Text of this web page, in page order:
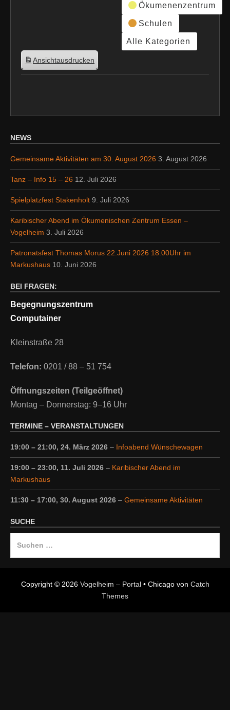
Ökumenenzentrum
Schulen
Alle Kategorien
Ansichtausdrucken
NEWS
Gemeinsame Aktivitäten am 30. August 2026 3. August 2026
Tanz – Info 15 – 26 12. Juli 2026
Spielplatzfest Stakenholt 9. Juli 2026
Karibischer Abend im Ökumenischen Zentrum Essen –
Vogelheim 3. Juli 2026
Patronatsfest Thomas Morus 22.Juni 2026 18:00Uhr im
Markushaus 10. Juni 2026
BEI FRAGEN:
Begegnungszentrum
Computainer
Kleinstraße 28
Telefon: 0201 / 88 – 51 754
Öffnungszeiten (Teilgeöffnet)
Montag – Donnerstag: 9–16 Uhr
TERMINE – VERANSTALTUNGEN
19:00 – 21:00, 24. März 2026 – Infoabend Wünschewagen
19:00 – 23:00, 11. Juli 2026 – Karibischer Abend im
Markushaus
11:30 – 17:00, 30. August 2026 – Gemeinsame Aktivitäten
SUCHE
Copyright © 2026 Vogelheim – Portal• Chicago von Catch
Themes